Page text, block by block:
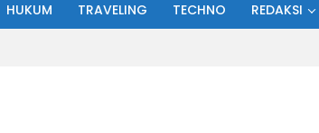
HUKUM TRAVELING TECHNO REDAKSI